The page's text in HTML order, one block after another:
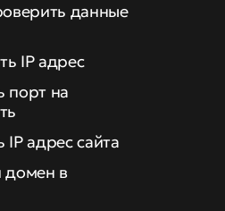
данные
IP адрес
порт на
IP адрес сайта
домен в